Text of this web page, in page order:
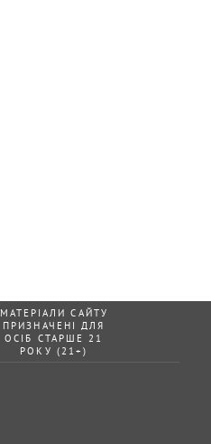
МАТЕРІАЛИ САЙТУ
ПРИЗНАЧЕНІ ДЛЯ
ОСІБ СТАРШЕ 21
РОКУ (21+)